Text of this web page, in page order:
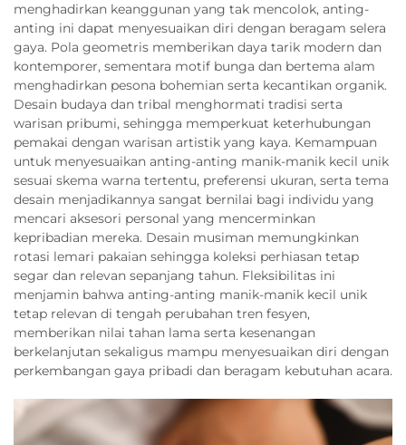
menghadirkan keanggunan yang tak mencolok, anting-
anting ini dapat menyesuaikan diri dengan beragam selera
gaya. Pola geometris memberikan daya tarik modern dan
kontemporer, sementara motif bunga dan bertema alam
menghadirkan pesona bohemian serta kecantikan organik.
Desain budaya dan tribal menghormati tradisi serta
warisan pribumi, sehingga memperkuat keterhubungan
pemakai dengan warisan artistik yang kaya. Kemampuan
untuk menyesuaikan anting-anting manik-manik kecil unik
sesuai skema warna tertentu, preferensi ukuran, serta tema
desain menjadikannya sangat bernilai bagi individu yang
mencari aksesori personal yang mencerminkan
kepribadian mereka. Desain musiman memungkinkan
rotasi lemari pakaian sehingga koleksi perhiasan tetap
segar dan relevan sepanjang tahun. Fleksibilitas ini
menjamin bahwa anting-anting manik-manik kecil unik
tetap relevan di tengah perubahan tren fesyen,
memberikan nilai tahan lama serta kesenangan
berkelanjutan sekaligus mampu menyesuaikan diri dengan
perkembangan gaya pribadi dan beragam kebutuhan acara.